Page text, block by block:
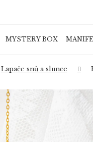
MYSTERY BOX
Lapače snů a slunce